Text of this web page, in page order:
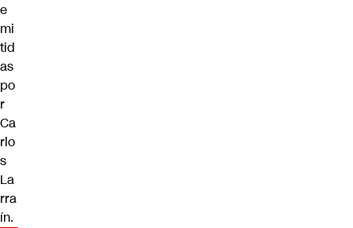
e
mi
tid
as
po
r
Ca
rlo
s
La
rra
ín.